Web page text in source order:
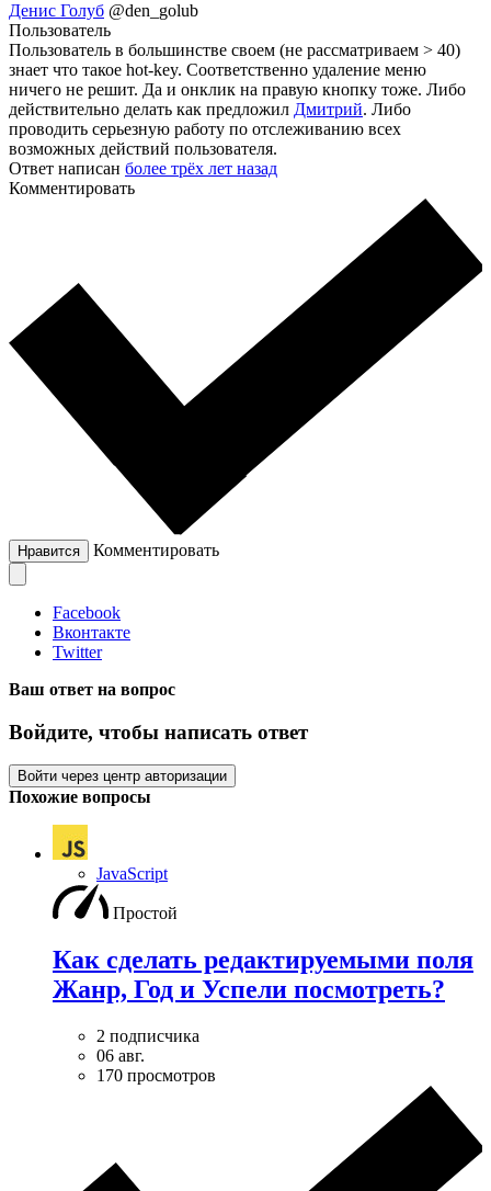
Денис Голуб @den_golub
Пользователь
Пользователь в большинстве своем (не рассматриваем > 40)
знает что такое hot-key. Соответственно удаление меню
ничего не решит. Да и онклик на правую кнопку тоже. Либо
действительно делать как предложил Дмитрий. Либо
проводить серьезную работу по отслеживанию всех
возможных действий пользователя.
Ответ написан более трёх лет назад
Комментировать
Нравится Комментировать
Facebook
Вконтакте
Twitter
Ваш ответ на вопрос
Войдите, чтобы написать ответ
Войти через центр авторизации
Похожие вопросы
JavaScript
Простой
Как сделать редактируемыми поля
Жанр, Год и Успели посмотреть?
2 подписчика
06 авг.
170 просмотров